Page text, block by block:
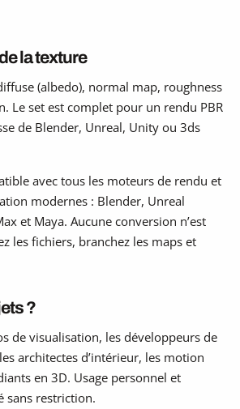
la texture
(albedo), normal map, roughness
Le set est complet pour un rendu PBR
de Blender, Unreal, Unity ou 3ds
avec tous les moteurs de rendu et
modernes : Blender, Unreal
et Maya. Aucune conversion n’est
les fichiers, branchez les maps et
?
de visualisation, les développeurs de
architectes d’intérieur, les motion
en 3D. Usage personnel et
sans restriction.